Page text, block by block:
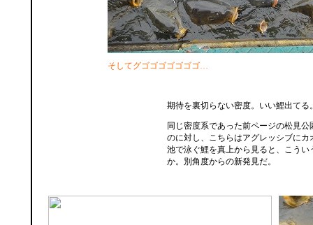
そしてグゴゴゴゴゴゴゴ…
期待を裏切らない密度。いい鯉出てる
同じ密度系であった前ページの松見公
のに対し、こちらはアグレッシブにカ
池で泳ぐ鯉を真上から見ると、こうい
か。別角度からの新発見だ。